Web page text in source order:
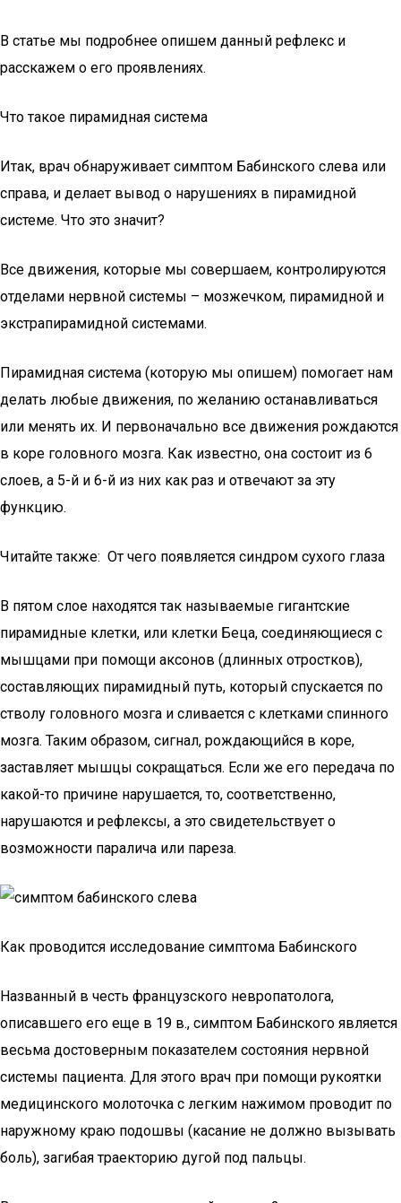
В статье мы подробнее опишем данный рефлекс и
расскажем о его проявлениях.
Что такое пирамидная система
Итак, врач обнаруживает симптом Бабинского слева или
справа, и делает вывод о нарушениях в пирамидной
системе. Что это значит?
Все движения, которые мы совершаем, контролируются
отделами нервной системы – мозжечком, пирамидной и
экстрапирамидной системами.
Пирамидная система (которую мы опишем) помогает нам
делать любые движения, по желанию останавливаться
или менять их. И первоначально все движения рождаются
в коре головного мозга. Как известно, она состоит из 6
слоев, а 5-й и 6-й из них как раз и отвечают за эту
функцию.
Читайте также: От чего появляется синдром сухого глаза
В пятом слое находятся так называемые гигантские
пирамидные клетки, или клетки Беца, соединяющиеся с
мышцами при помощи аксонов (длинных отростков),
составляющих пирамидный путь, который спускается по
стволу головного мозга и сливается с клетками спинного
мозга. Таким образом, сигнал, рождающийся в коре,
заставляет мышцы сокращаться. Если же его передача по
какой-то причине нарушается, то, соответственно,
нарушаются и рефлексы, а это свидетельствует о
возможности паралича или пареза.
Как проводится исследование симптома Бабинского
Названный в честь французского невропатолога,
описавшего его еще в 19 в., симптом Бабинского является
весьма достоверным показателем состояния нервной
системы пациента. Для этого врач при помощи рукоятки
медицинского молоточка с легким нажимом проводит по
наружному краю подошвы (касание не должно вызывать
боль), загибая траекторию дугой под пальцы.